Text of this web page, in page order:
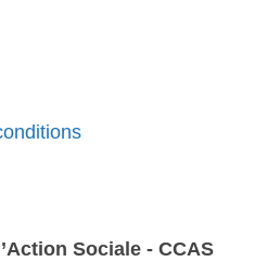
Sociale - CCAS